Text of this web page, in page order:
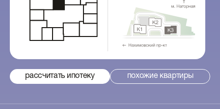
рассчитать ипотеку похожие квартиры